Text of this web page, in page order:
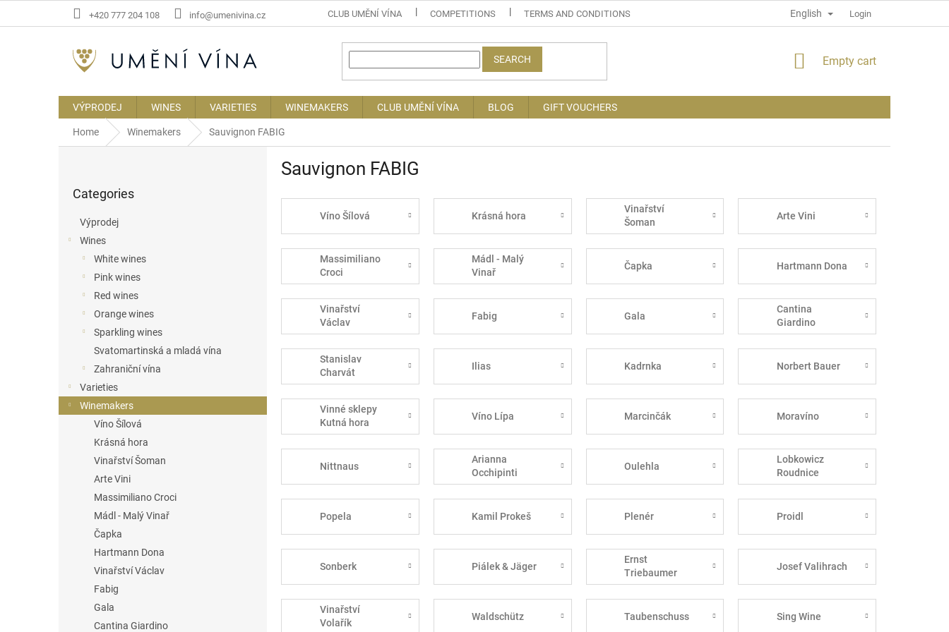
+420 777 204 108 info@umenivina.cz CLUB UMĚNÍ VÍNA COMPETITIONS TERMS AND CONDITIONS INFORMATION ABOUT THE SITE
English Login
SEARCH
SHOPPING
Empty cart
VÝPRODEJ WINES VARIETIES WINEMAKERS CLUB UMĚNÍ VÍNA BLOG GIFT VOUCHERS
Home Winemakers Sauvignon FABIG
categories
Categories
Výprodej
Wines
White wines
Pink wines
Red wines
Orange wines
Sparkling wines
Svatomartinská a mladá vína
Zahraniční vína
Varieties
Winemakers
Víno Šílová
Krásná hora
Vinařství Šoman
Arte Vini
Massimiliano Croci
Mádl - Malý Vinař
Čapka
Hartmann Dona
Vinařství Václav
Fabig
Gala
Cantina Giardino
Sauvignon FABIG
Víno Šílová Krásná hora
Vinařství
Šoman
Arte Vini
Massimiliano
Croci
Mádl - Malý
Vinař
Čapka Hartmann Dona
Vinařství
Václav
Fabig Gala
Cantina
Giardino
Stanislav
Charvát
Ilias Kadrnka Norbert Bauer
Vinné sklepy
Kutná hora
Víno Lípa Marcinčák Moravíno
Nittnaus
Arianna
Occhipinti
Oulehla
Lobkowicz
Roudnice
Popela Kamil Prokeš Plenér Proidl
Sonberk Piálek & Jäger
Ernst
Triebaumer
Josef Valihrach
Vinařství
Volařík
Waldschütz Taubenschuss Sing Wine